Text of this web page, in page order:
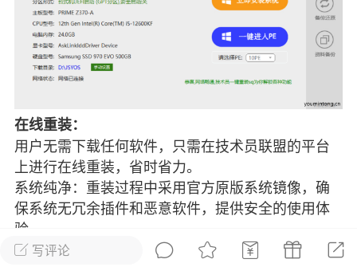
游戏商城
游民通 Lv.13
版主
我在商城购买的虚拟产品显示自动发
在那里查看卡密？
发货的商品在那里查看卡密？答：查看
：下单以后在右边消息栏查看卡密，或
像 — 我的订单 — 待评价 — 查看订单，
看卡密详情问：我...
写评论
在线重装：
用户无需下载任何软件，只需在技术员联盟的平台
上进行在线重装，省时省力。
系统纯净：重装过程中采用官方原版系统镜像，确
保系统无冗余插件和恶意软件，提供安全的使用体
验。